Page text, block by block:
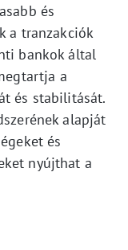
és
a tranzakciók
bankok által
a
és stabilitását.
alapját
és
nyújthat a